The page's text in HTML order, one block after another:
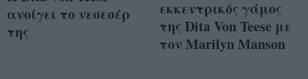
ανοίγει το νεσεσέρ
της
εκκεντρικός γάμος
της Dita Von Teese με
τον Marilyn Manson